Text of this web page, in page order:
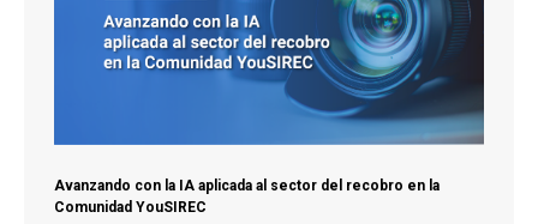
Avanzando con la IA aplicada al sector del recobro en la
Comunidad YouSIREC